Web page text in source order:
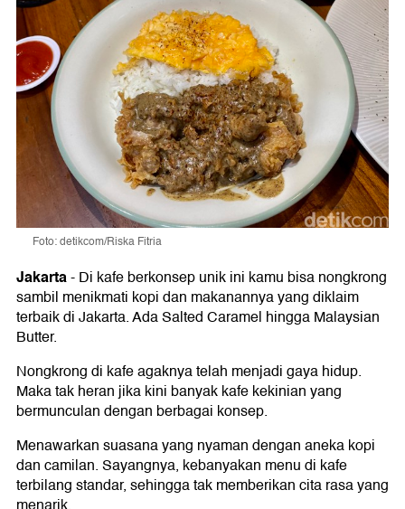
Foto: detikcom/Riska Fitria
Jakarta-Di kafe berkonsep unik ini kamu bisa nongkrong
sambil menikmati kopi dan makanannya yang diklaim
terbaik di Jakarta. Ada Salted Caramel hingga Malaysian
Butter.
Nongkrong di kafe agaknya telah menjadi gaya hidup.
Maka tak heran jika kini banyak kafe kekinian yang
bermunculan dengan berbagai konsep.
Menawarkan suasana yang nyaman dengan aneka kopi
dan camilan. Sayangnya, kebanyakan menu di kafe
terbilang standar, sehingga tak memberikan cita rasa yang